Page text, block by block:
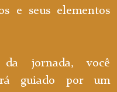
e seus elementos
jornada, você
guiado por um